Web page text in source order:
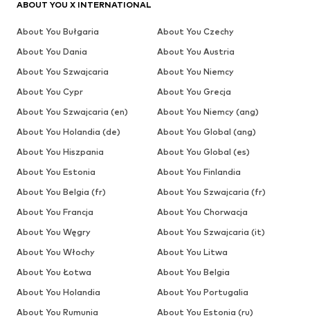
ABOUT YOU X INTERNATIONAL
About You Bułgaria
About You Czechy
About You Dania
About You Austria
About You Szwajcaria
About You Niemcy
About You Cypr
About You Grecja
About You Szwajcaria (en)
About You Niemcy (ang)
About You Holandia (de)
About You Global (ang)
About You Hiszpania
About You Global (es)
About You Estonia
About You Finlandia
About You Belgia (fr)
About You Szwajcaria (fr)
About You Francja
About You Chorwacja
About You Węgry
About You Szwajcaria (it)
About You Włochy
About You Litwa
About You Łotwa
About You Belgia
About You Holandia
About You Portugalia
About You Rumunia
About You Estonia (ru)